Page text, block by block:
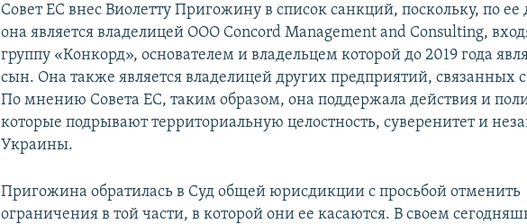
Совет ЕС внес Виолетту Пригожину в список санкций, поскольку, по
она является владелицей ООО Concord Management and Consulting,
группу «Конкорд», основателем и владельцем которой до 2019 года
сын. Она также является владелицей других предприятий, связанных
По мнению Совета ЕС, таким образом, она поддержала действия и
которые подрывают территориальную целостность, суверенитет и
Украины.
Пригожина обратилась в Суд общей юрисдикции с просьбой отменить
ограничения в той части, в которой они ее касаются. В своем